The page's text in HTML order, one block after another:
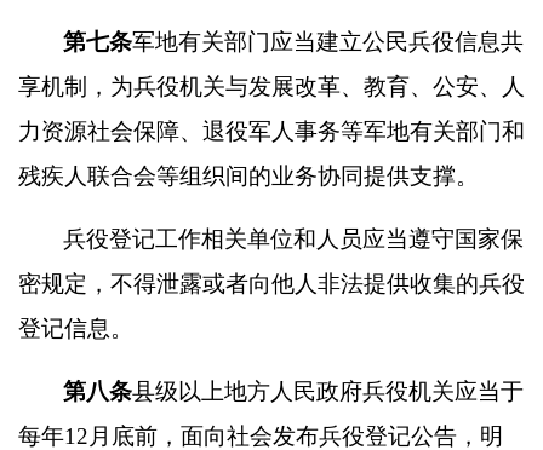
第七条军地有关部门应当建立公民兵役信息共
享机制，为兵役机关与发展改革、教育、公安、人
力资源社会保障、退役军人事务等军地有关部门和
残疾人联合会等组织间的业务协同提供支撑。
兵役登记工作相关单位和人员应当遵守国家保
密规定，不得泄露或者向他人非法提供收集的兵役
登记信息。
第八条县级以上地方人民政府兵役机关应当于
每年12 月底前，面向社会发布兵役登记公告，明